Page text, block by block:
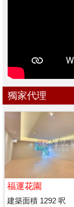
獨家代理
福運花園
建築面積 1292 呎